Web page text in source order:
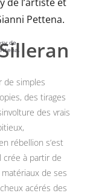
de
de simples
des tirages
des vrais
rébellion s’est
crée à partir de
matériaux de ses
acérés des